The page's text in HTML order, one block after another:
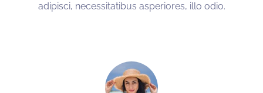
adipisci, necessitatibus asperiores, illo odio.